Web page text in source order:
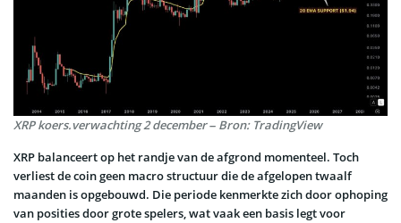
XRP koers.verwachting 2 december – Bron: TradingView
XRP balanceert op het randje van de afgrond momenteel. Toch
verliest de coin geen macro structuur die de afgelopen twaalf
maanden is opgebouwd. Die periode kenmerkte zich door ophoping
van posities door grote spelers, wat vaak een basis legt voor